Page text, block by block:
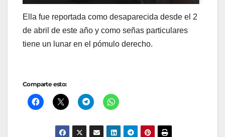
Ella fue reportada como desaparecida desde el 2
de abril de este año y como señas particulares
tiene un lunar en el pómulo derecho.
Comparte esto: